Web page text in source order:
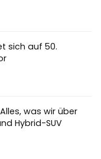
sich auf 50.
was wir über
Hybrid-SUV